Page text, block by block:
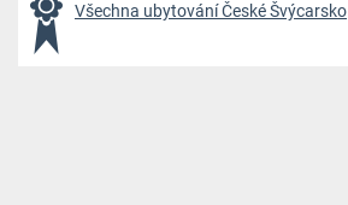
Všechna ubytování České Švýcarsko